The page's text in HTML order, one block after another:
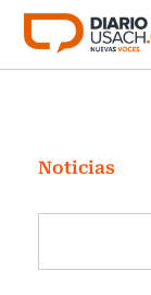
Click acá para
Investigación
Cultura
Programas
Noticias